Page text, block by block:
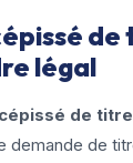
légal
de
demande de